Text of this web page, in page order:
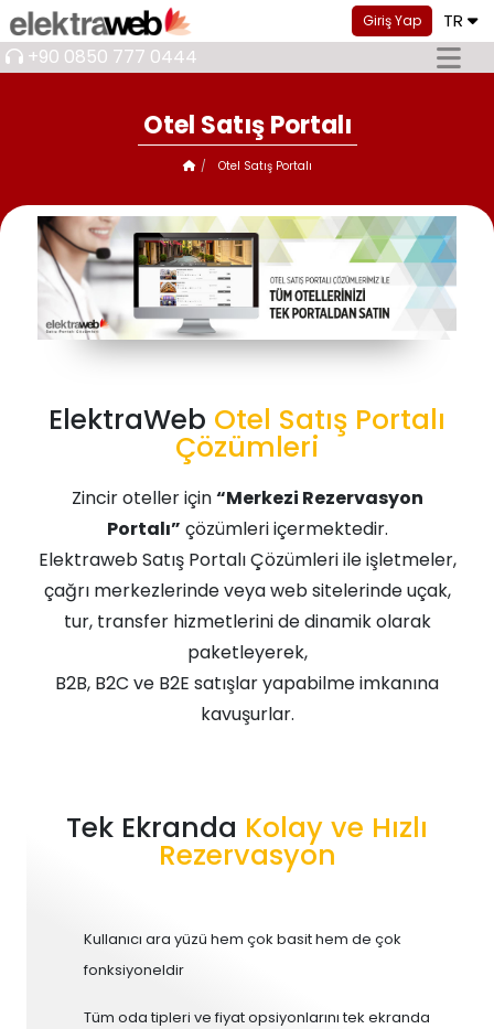
Giriş Yap TR
+90 0850 777 0444
Otel Satış Portalı
Otel Satış Portalı
ElektraWeb Otel Satış Portalı
Çözümleri
Zincir oteller için“Merkezi Rezervasyon
Portalı” çözümleri içermektedir.
Elektraweb Satış Portalı Çözümleri ile işletmeler,
çağrı merkezlerinde veya web sitelerinde uçak,
tur, transfer hizmetlerini de dinamik olarak
paketleyerek,
B2B, B2C ve B2E satışlar yapabilme imkanına
kavuşurlar.
Tek Ekranda Kolay ve Hızlı
Rezervasyon
Kullanıcı ara yüzü hem çok basit hem de çok
fonksiyoneldir
Tüm oda tipleri ve fiyat opsiyonlarını tek ekranda